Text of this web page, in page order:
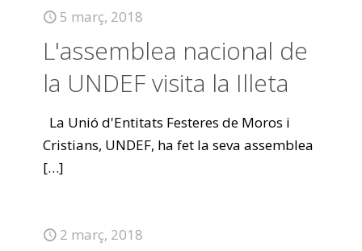
5 març, 2018
L'assemblea nacional de
la UNDEF visita la Illeta
La Unió d'Entitats Festeres de Moros i
Cristians, UNDEF, ha fet la seva assemblea
[…]
2 març, 2018